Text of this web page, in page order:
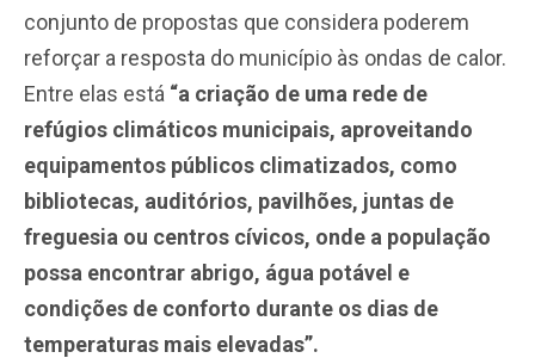
conjunto de propostas que considera poderem
reforçar a resposta do município às ondas de calor.
Entre elas está “a criação de uma rede de
refúgios climáticos municipais, aproveitando
equipamentos públicos climatizados, como
bibliotecas, auditórios, pavilhões, juntas de
freguesia ou centros cívicos, onde a população
possa encontrar abrigo, água potável e
condições de conforto durante os dias de
temperaturas mais elevadas”.